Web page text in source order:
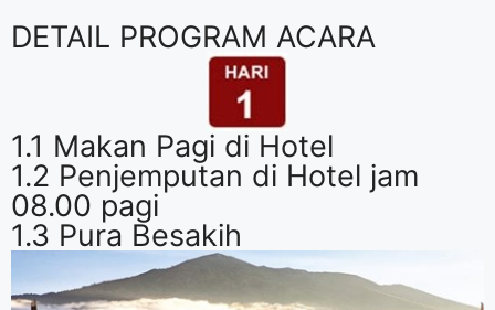
DETAIL PROGRAM ACARA
1.1 Makan Pagi di Hotel
1.2 Penjemputan di Hotel jam
08.00 pagi
1.3 Pura Besakih